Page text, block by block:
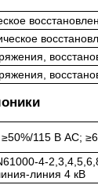
≥50%/115 В AC;
4-
4 кВ